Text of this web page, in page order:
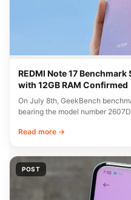
REDMI Note 17
with 12GB RAM Confirmed
On July 8th, GeekBench
bearing the model number
Read more →
POST